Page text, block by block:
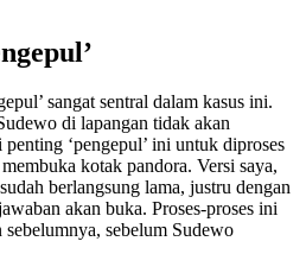
sangat sentral dalam kasus ini.
di lapangan tidak akan
‘pengepul’ ini untuk diproses
kotak pandora. Versi saya,
berlangsung lama, justru dengan
akan buka. Proses-proses ini
sebelum Sudewo